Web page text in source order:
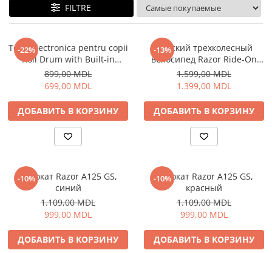
Ноутбуки
Аксессуары для Ноутбуков
Планшеты
Планшеты
Дом и Сад
Камеры видеонаблюдения
Освещение
Антибактериальные лампы
Декоративное освещение
Инсектицидные лампы
Автотовары и Автоаксессуары
FILTRE
-22%
Toba electronica pentru copii
Roll Drum with Built-in
Speakers Bluetooth, 7 pads
899,00 MDL
699,00 MDL
ДОБАВИТЬ В КОРЗИНУ
-13%
Детский трехколесный
велосипед Razor Ride-On
FlashRider 360, красный 23L
Intl
1.599,00 MDL
1.399,00 MDL
ДОБАВИТЬ В КОРЗИНУ
-10%
Самокат Razor A125 GS,
синий
1.109,00 MDL
999,00 MDL
ДОБАВИТЬ В КОРЗИНУ
-10%
Самокат Razor A125 GS,
красный
1.109,00 MDL
999,00 MDL
ДОБАВИТЬ В КОРЗИНУ